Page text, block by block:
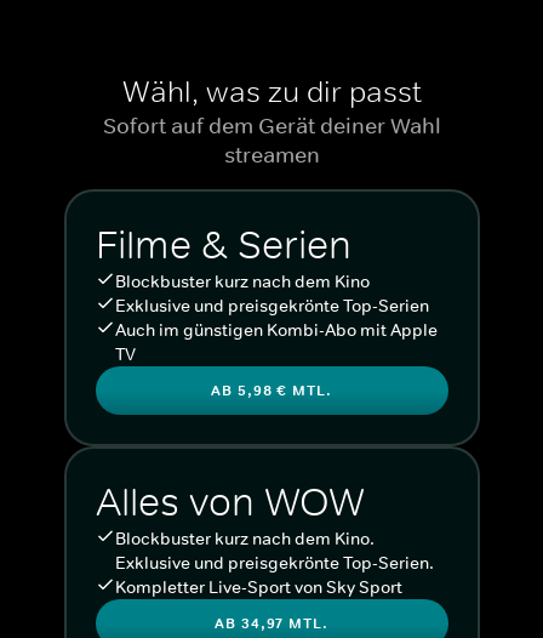
Wähl, was zu dir passt
Sofort auf dem Gerät deiner Wahl
streamen
Filme & Serien
Blockbuster kurz nach dem Kino
Exklusive und preisgekrönte Top-Serien
Auch im günstigen Kombi-Abo mit Apple
TV
AB 5,98 € MTL.
Alles von WOW
Blockbuster kurz nach dem Kino.
Exklusive und preisgekrönte Top-Serien.
Kompletter Live-Sport von Sky Sport
AB 34,97 MTL.